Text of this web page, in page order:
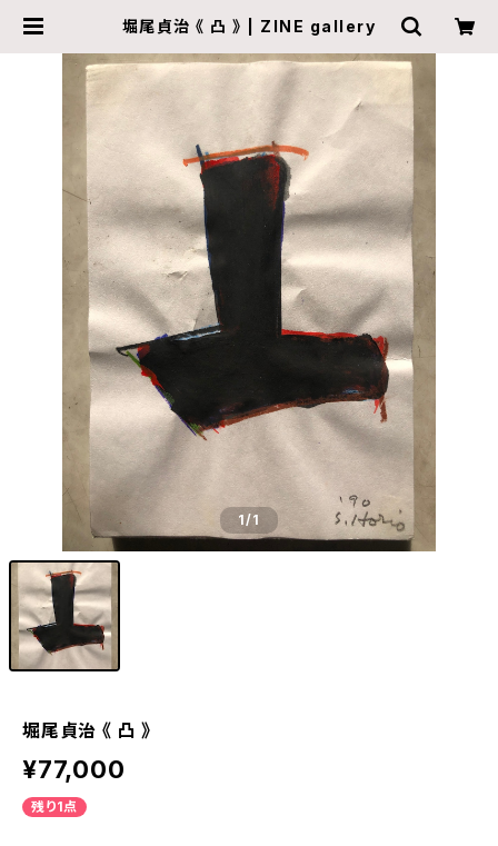
堀尾貞治 《 凸 》 | ZINE gallery
1/1
堀尾貞治 《 凸 》
¥77,000
残り1点